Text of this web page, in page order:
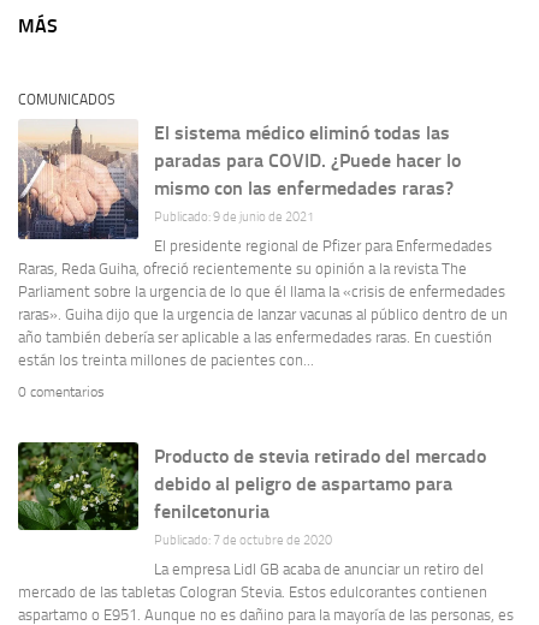
MÁS
COMUNICADOS
El sistema médico eliminó todas las
paradas para COVID. ¿Puede hacer lo
mismo con las enfermedades raras?
Publicado: 9 de junio de 2021
El presidente regional de Pfizer para Enfermedades
Raras, Reda Guiha, ofreció recientemente su opinión a la revista The
Parliament sobre la urgencia de lo que él llama la «crisis de enfermedades
raras». Guiha dijo que la urgencia de lanzar vacunas al público dentro de un
año también debería ser aplicable a las enfermedades raras. En cuestión
están los treinta millones de pacientes con...
0 comentarios
Producto de stevia retirado del mercado
debido al peligro de aspartamo para
fenilcetonuria
Publicado: 7 de octubre de 2020
La empresa Lidl GB acaba de anunciar un retiro del
mercado de las tabletas Cologran Stevia. Estos edulcorantes contienen
aspartamo o E951. Aunque no es dañino para la mayoría de las personas, es